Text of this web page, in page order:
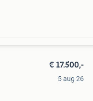
€ 17.500,-
5 aug 26